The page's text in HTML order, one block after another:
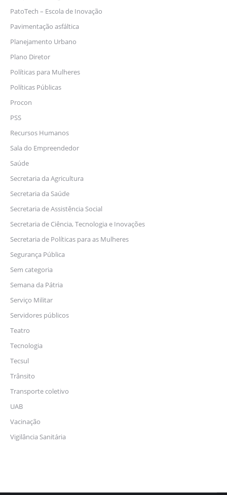
PatoTech – Escola de Inovação
Pavimentação asfáltica
Planejamento Urbano
Plano Diretor
Políticas para Mulheres
Políticas Públicas
Procon
PSS
Recursos Humanos
Sala do Empreendedor
Saúde
Secretaria da Agricultura
Secretaria da Saúde
Secretaria de Assistência Social
Secretaria de Ciência, Tecnologia e Inovações
Secretaria de Políticas para as Mulheres
Segurança Pública
Sem categoria
Semana da Pátria
Serviço Militar
Servidores públicos
Teatro
Tecnologia
Tecsul
Trânsito
Transporte coletivo
UAB
Vacinação
Vigilância Sanitária